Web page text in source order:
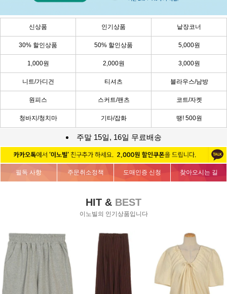
신상품 인기상품 낱장코너
30% 할인상품 50% 할인상품 5,000원
1,000원 2,000원 3,000원
니트/가디건 티셔츠 블라우스/남방
원피스 스커트/팬츠 코트/자켓
청바지/청치마 기타/잡화 땡! 500원
주말 15일, 16일 무료배송
필독 사항 주문취소정책 도매인증 신청 찾아오시는 길
HIT & BEST
이노빌의 인기상품입니다